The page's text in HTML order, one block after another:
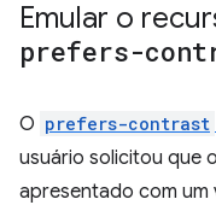
Emular o
prefers-
O prefers-contrast
usuário solicitou que
apresentado com um